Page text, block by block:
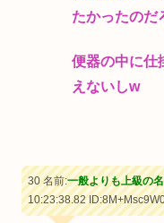
たかったのだ
便器の中に仕
えないしw
30 名前:一般よりも上級の
10:23:38.82